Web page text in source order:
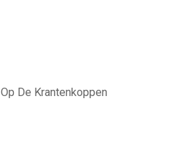
Op De Krantenkoppen